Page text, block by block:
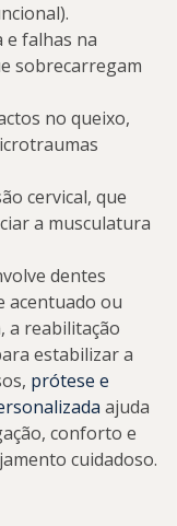
e falhas na
sobrecarregam
no queixo,
cervical, que
a musculatura
dentes
acentuado ou
a reabilitação
estabilizar a
prótese e
ajuda
conforto e
cuidadoso.